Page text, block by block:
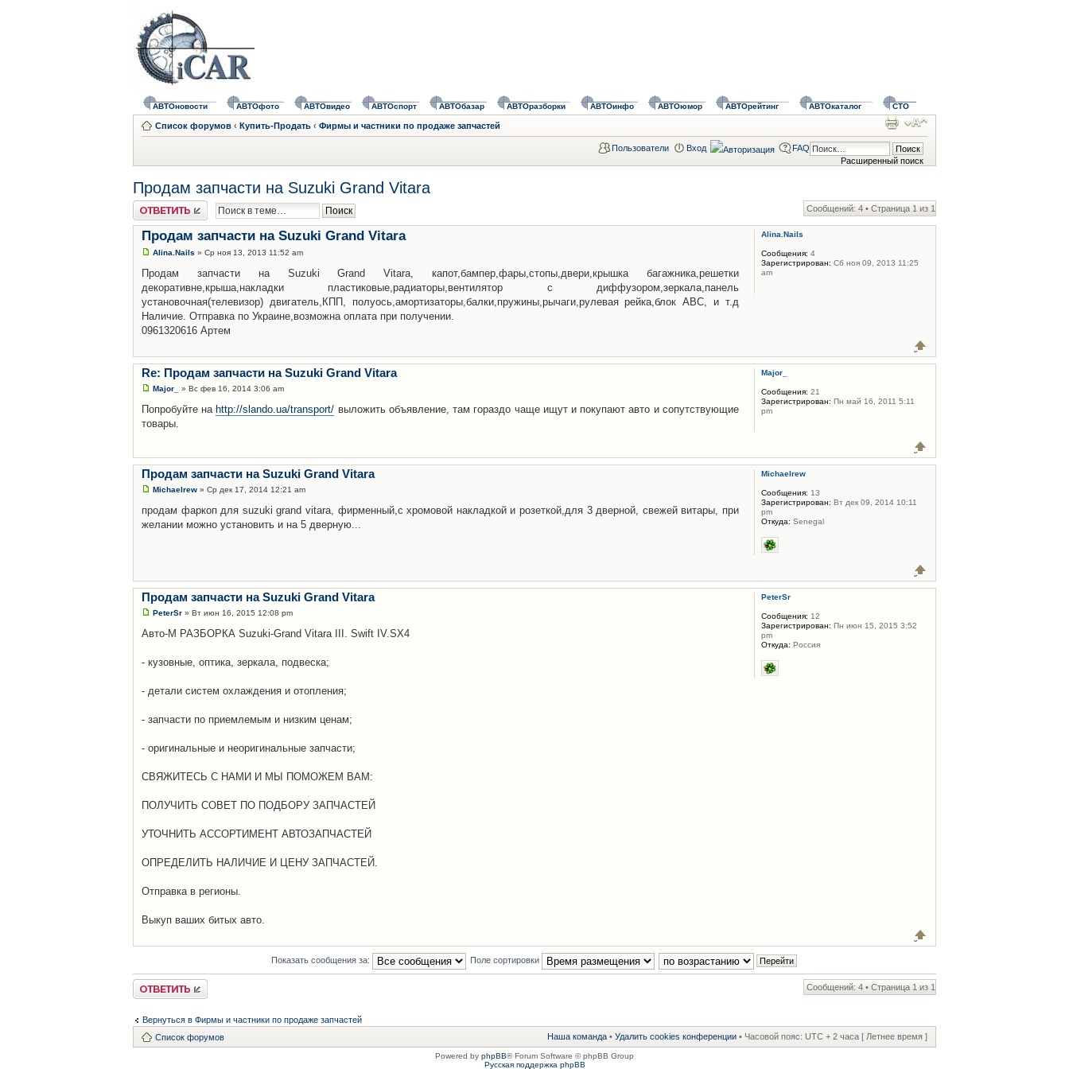
АВТОновости АВТОфото АВТОвидео АВТОспорт АВТОбазар АВТОразборки АВТОинфо АВТОюмор АВТОрейтинг АВТОкаталог СТО
Список форумов ‹ Купить-Продать ‹ Фирмы и частники по продаже запчастей
Расширенный поиск
Пользователи Вход FAQ
Продам запчасти на Suzuki Grand Vitara
Ответить Сообщений: 4 • Страница 1 из 1
Продам запчасти на Suzuki Grand Vitara
Alina.Nails » Ср ноя 13, 2013 11:52 am
Продам запчасти на Suzuki Grand Vitara, капот,бампер,фары,стопы,двери,крышка багажника,решетки
декоративне,крыша,накладки пластиковые,радиаторы,вентилятор с диффузором,зеркала,панель
установочная(телевизор) двигатель,КПП, полуось,амортизаторы,балки,пружины,рычаги,рулевая рейка,блок АВС, и т.д
Наличие. Отправка по Украине,возможна оплата при получении.
0961320616 Артем
Alina.Nails
Сообщения: 4
Зарегистрирован: Сб ноя 09, 2013 11:25
am
Re: Продам запчасти на Suzuki Grand Vitara
Major_ » Вс фев 16, 2014 3:06 am
Попробуйте наhttp://slando.ua/transport/ выложить объявление, там гораздо чаще ищут и покупают авто и сопутствующие
товары.
Major_
Сообщения: 21
Зарегистрирован: Пн май 16, 2011 5:11
pm
Продам запчасти на Suzuki Grand Vitara
Michaelrew » Ср дек 17, 2014 12:21 am
продам фаркоп для suzuki grand vitara, фирменный,с хромовой накладкой и розеткой,для 3 дверной, свежей витары, при
желании можно установить и на 5 дверную...
Michaelrew
Сообщения: 13
Зарегистрирован: Вт дек 09, 2014 10:11
pm
Откуда: Senegal
Продам запчасти на Suzuki Grand Vitara
PeterSr » Вт июн 16, 2015 12:08 pm
Авто-М РАЗБОРКА Suzuki-Grand Vitara III. Swift IV.SX4
- кузовные, оптика, зеркала, подвеска;
- детали систем охлаждения и отопления;
- запчасти по приемлемым и низким ценам;
- оригинальные и неоригинальные запчасти;
СВЯЖИТЕСЬ С НАМИ И МЫ ПОМОЖЕМ ВАМ:
ПОЛУЧИТЬ СОВЕТ ПО ПОДБОРУ ЗАПЧАСТЕЙ
УТОЧНИТЬ АССОРТИМЕНТ АВТОЗАПЧАСТЕЙ
ОПРЕДЕЛИТЬ НАЛИЧИЕ И ЦЕНУ ЗАПЧАСТЕЙ.
Отправка в регионы.
Выкуп ваших битых авто.
PeterSr
Сообщения: 12
Зарегистрирован: Пн июн 15, 2015 3:52
pm
Откуда: Россия
Показать сообщения за: Поле сортировки
Ответить Сообщений: 4 • Страница 1 из 1
Вернуться в Фирмы и частники по продаже запчастей
Список форумов
Наша команда • Удалить cookies конференции • Часовой пояс: UTC + 2 часа [ Летнее время ]
Powered by phpBB® Forum Software © phpBB Group
Русская поддержка phpBB